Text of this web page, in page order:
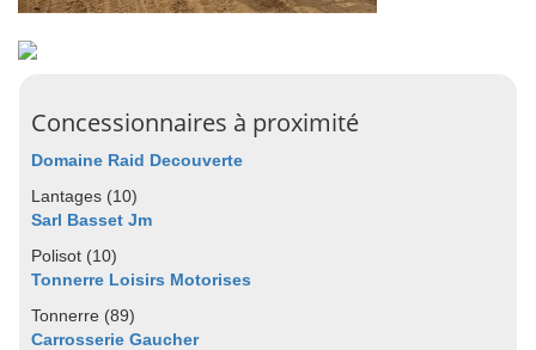
Concessionnaires à proximité
Domaine Raid Decouverte
Lantages (10)
Sarl Basset Jm
Polisot (10)
Tonnerre Loisirs Motorises
Tonnerre (89)
Carrosserie Gaucher